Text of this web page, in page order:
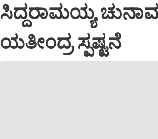
ಸಿದ್ದರಾಮಯ್ಯ
ಯತೀಂದ್ರ ಸ್ಪಷ್ಟನೆ